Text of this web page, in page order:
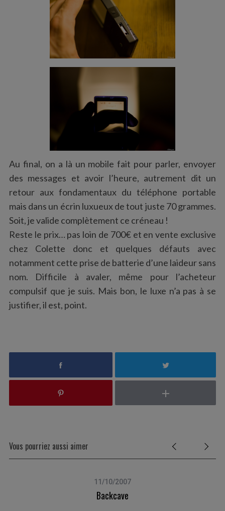
Au final, on a là un mobile fait pour parler, envoyer
des messages et avoir l’heure, autrement dit un
retour aux fondamentaux du téléphone portable
mais dans un écrin luxueux de tout juste 70 grammes.
Soit, je valide complètement ce créneau !
Reste le prix… pas loin de 700€ et en vente exclusive
chez Colette donc et quelques défauts avec
notamment cette prise de batterie d’une laideur sans
nom. Difficile à avaler, même pour l’acheteur
compulsif que je suis. Mais bon, le luxe n’a pas à se
justifier, il est, point.
Vous pourriez aussi aimer
11/10/2007
Backcave